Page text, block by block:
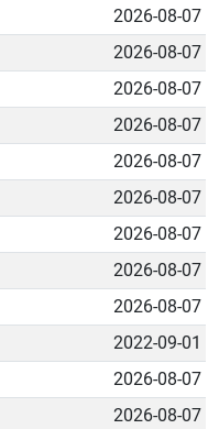
2026-08-07
2026-08-07
2026-08-07
2026-08-07
2026-08-07
2026-08-07
2026-08-07
2026-08-07
2026-08-07
2022-09-01
2026-08-07
2026-08-07